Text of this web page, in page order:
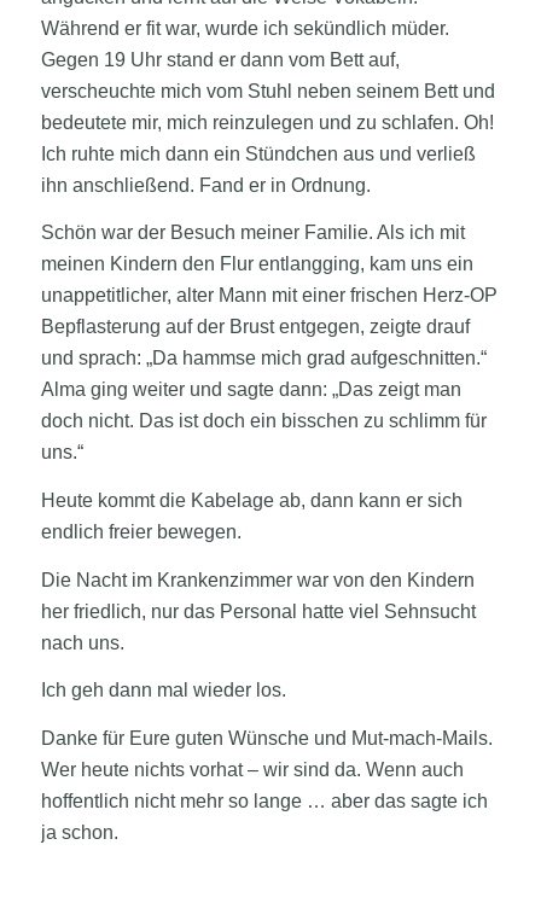
Während er fit war, wurde ich sekündlich müder.
Gegen 19 Uhr stand er dann vom Bett auf,
verscheuchte mich vom Stuhl neben seinem Bett und
bedeutete mir, mich reinzulegen und zu schlafen. Oh!
Ich ruhte mich dann ein Stündchen aus und verließ
ihn anschließend. Fand er in Ordnung.
Schön war der Besuch meiner Familie. Als ich mit
meinen Kindern den Flur entlangging, kam uns ein
unappetitlicher, alter Mann mit einer frischen Herz-OP
Bepflasterung auf der Brust entgegen, zeigte drauf
und sprach: „Da hammse mich grad aufgeschnitten.“
Alma ging weiter und sagte dann: „Das zeigt man
doch nicht. Das ist doch ein bisschen zu schlimm für
uns.“
Heute kommt die Kabelage ab, dann kann er sich
endlich freier bewegen.
Die Nacht im Krankenzimmer war von den Kindern
her friedlich, nur das Personal hatte viel Sehnsucht
nach uns.
Ich geh dann mal wieder los.
Danke für Eure guten Wünsche und Mut-mach-Mails.
Wer heute nichts vorhat – wir sind da. Wenn auch
hoffentlich nicht mehr so lange … aber das sagte ich
ja schon.